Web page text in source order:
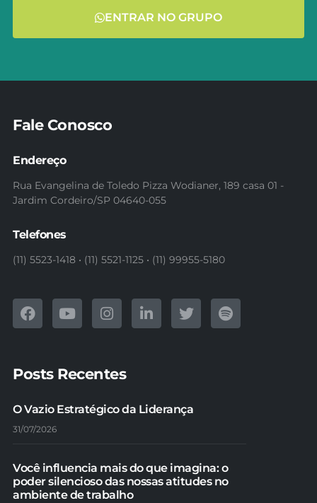
ENTRAR NO GRUPO
Fale Conosco
Endereço
Rua Evangelina de Toledo Pizza Wodianer, 189 casa 01 -
Jardim Cordeiro/SP 04640-055
Telefones
(11) 5523-1418 • (11) 5521-1125 • (11) 99955-5180
Posts Recentes
O Vazio Estratégico da Liderança
31/07/2026
Você influencia mais do que imagina: o
poder silencioso das nossas atitudes no
ambiente de trabalho